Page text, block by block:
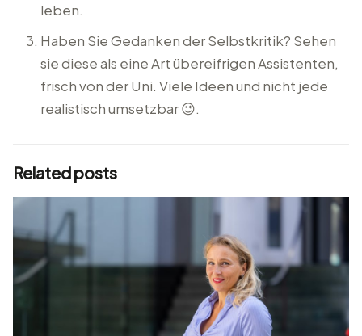
leben.
Haben Sie Gedanken der Selbstkritik? Sehen
sie diese als eine Art übereifrigen Assistenten,
frisch von der Uni. Viele Ideen und nicht jede
realistisch umsetzbar 😉.
Related posts